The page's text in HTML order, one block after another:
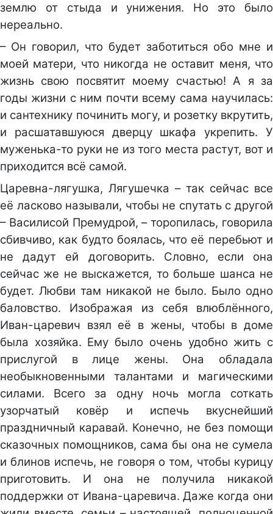
землю от стыда и унижения. Но это было
нереально.
– Он говорил, что будет заботиться обо мне и
моей матери, что никогда не оставит меня, что
жизнь свою посвятит моему счастью! А я за
годы жизни с ним почти всему сама научилась:
и сантехнику починить могу, и розетку вкрутить,
и расшатавшуюся дверцу шкафа укрепить. У
муженька-то руки не из того места растут, вот и
приходится всё самой.
Царевна-лягушка, Лягушечка – так сейчас все
её ласково называли, чтобы не спутать с другой
– Василисой Премудрой, – торопилась, говорила
сбивчиво, как будто боялась, что её перебьют и
не дадут ей договорить. Словно, если она
сейчас же не выскажется, то больше шанса не
будет. Любви там никакой не было. Было одно
баловство. Изображая из себя влюблённого,
Иван-царевич взял её в жены, чтобы в доме
была хозяйка. Ему было очень удобно жить с
прислугой в лице жены. Она обладала
необыкновенными талантами и магическими
силами. Всего за одну ночь могла соткать
узорчатый ковёр и испечь вкуснейший
праздничный каравай. Конечно, не без помощи
сказочных помощников, сама бы она не сумела
и блинов испечь, не говоря о том, чтобы курицу
приготовить. И она не получила никакой
поддержки от Ивана-царевича. Даже когда они